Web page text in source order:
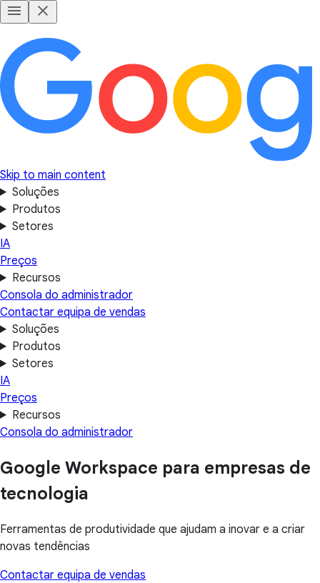
Skip to main content
Soluções
Produtos
Setores
IA
Preços
Recursos
Consola do administrador
Contactar equipa de vendas
Soluções
Produtos
Setores
IA
Preços
Recursos
Consola do administrador
Google Workspace para empresas de
tecnologia
Ferramentas de produtividade que ajudam a inovar e a criar
novas tendências
Contactar equipa de vendas